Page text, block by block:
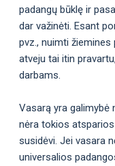
padangų būklę ir
dar važinėti. Esant
pvz., nuimti žiemines
atveju tai itin
darbams.
Vasarą yra galimybė
nėra tokios
susidėvi. Jei vasara
universalios